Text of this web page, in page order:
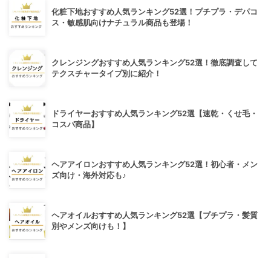
化粧下地おすすめ人気ランキング52選！プチプラ・デパコ
ス・敏感肌向けナチュラル商品も登場！
クレンジングおすすめ人気ランキング52選！徹底調査して
テクスチャータイプ別に紹介！
ドライヤーおすすめ人気ランキング52選【速乾・くせ毛・
コスパ商品】
ヘアアイロンおすすめ人気ランキング52選！初心者・メン
ズ向け・海外対応も♪
ヘアオイルおすすめ人気ランキング52選【プチプラ・髪質
別やメンズ向けも！】